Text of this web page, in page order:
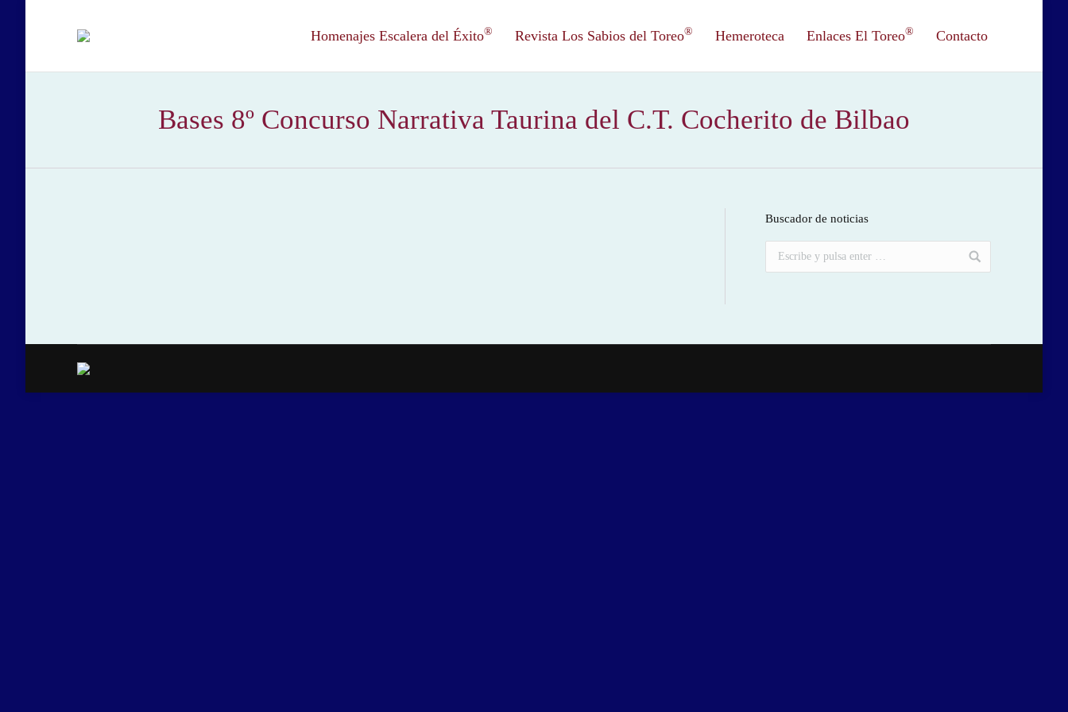
Homenajes Escalera del Éxito® Revista Los Sabios del Toreo® Hemeroteca Enlaces El Toreo® Contacto
Bases 8º Concurso Narrativa Taurina del C.T. Cocherito de Bilbao
Buscador de noticias